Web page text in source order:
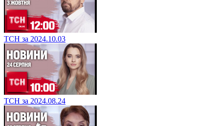
ТСН за 2024.10.03
ТСН за 2024.08.24